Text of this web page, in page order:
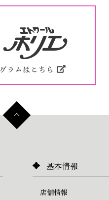
基本情報
店舗情報